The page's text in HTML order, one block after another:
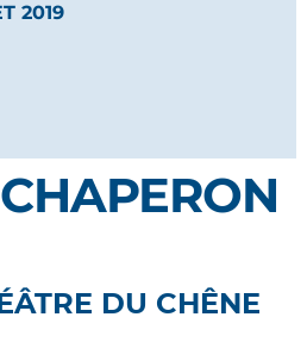
2019
DU CHÊNE